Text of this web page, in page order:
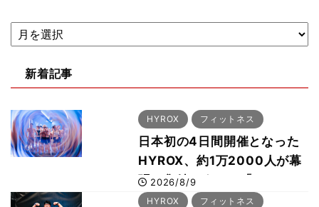
新着記事
HYROX フィットネス
日本初の4日間開催となった
HYROX、約1万2000人が幕
張に集結 すでに「2028、
29年の大会も準備」
2026/8/9
HYROX フィットネス